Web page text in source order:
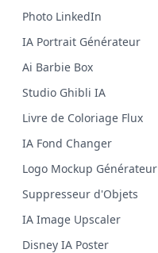
Photo LinkedIn
IA Portrait Générateur
Ai Barbie Box
Studio Ghibli IA
Livre de Coloriage Flux
IA Fond Changer
Logo Mockup Générateur
Suppresseur d'Objets
IA Image Upscaler
Disney IA Poster